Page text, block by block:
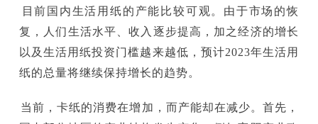
前国内生活用纸的产能比较可观。由于市场的恢
复，人们生活水平、收入逐步提高，加之经济的增长
以及生活用纸投资门槛越来越低，预计2023年生活用
纸的总量将继续保持增长的趋势。
前，卡纸的消费在增加，而产能却在减少。首先，